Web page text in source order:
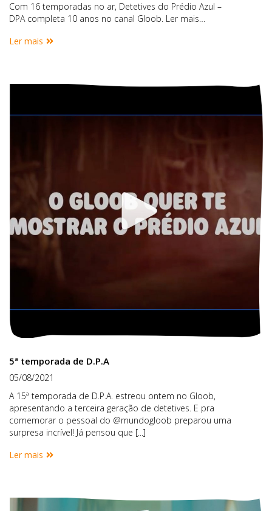
Com 16 temporadas no ar, Detetives do Prédio Azul –
DPA completa 10 anos no canal Gloob. Ler mais…
Ler mais
5ª temporada de D.P.A
05/08/2021
A 15ª temporada de D.P.A. estreou ontem no Gloob,
apresentando a terceira geração de detetives. E pra
comemorar o pessoal do @mundogloob preparou uma
surpresa incrível! Já pensou que [...]
Ler mais